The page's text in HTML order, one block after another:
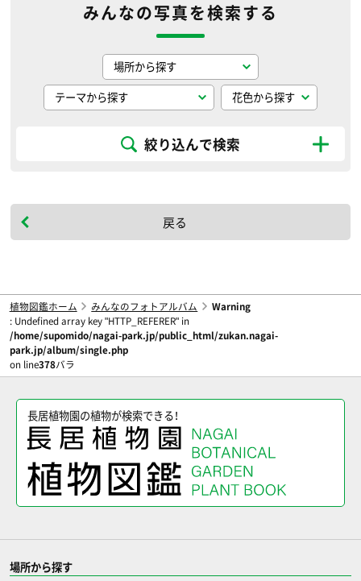
みんなの写真を検索する
絞り込んで検索
戻る
植物図鑑ホーム みんなのフォトアルバム
Warning
: Undefined array key "HTTP_REFERER" in
/home/supomido/nagai-park.jp/public_html/zukan.nagai-
park.jp/album/single.php
on line378バラ
長居植物園の植物が検索できる！
場所から探す